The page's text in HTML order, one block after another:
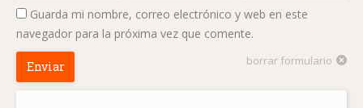
Guarda mi nombre, correo electrónico y web en este
navegador para la próxima vez que comente.
borrar formulario
Enviar